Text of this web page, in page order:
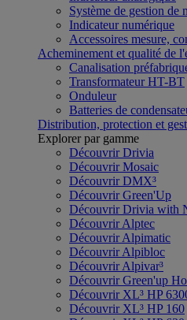
Système de gestion de
Indicateur numérique
Accessoires mesure,
Acheminement et qualité de
Canalisation
Transformateur HT-BT
Onduleur
Batteries de
Distribution, protection et
Explorer par gamme
Découvrir Drivia
Découvrir Mosaic
Découvrir DMX³
Découvrir Green'Up
Découvrir Drivia with
Découvrir Alptec
Découvrir Alpimatic
Découvrir Alpibloc
Découvrir Alpivar³
Découvrir Green'up
Découvrir XL³ HP
Découvrir XL³ HP 160